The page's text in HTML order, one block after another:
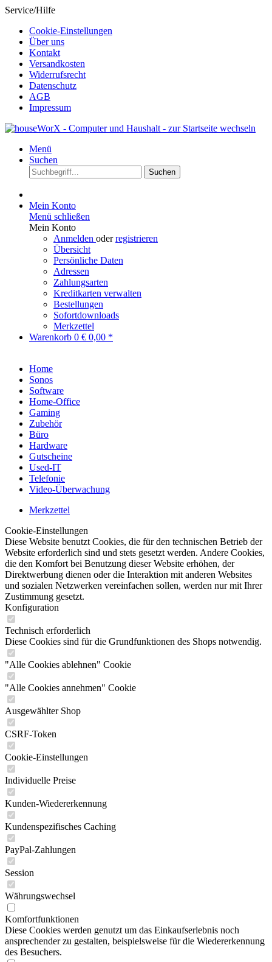
Service/Hilfe
Cookie-Einstellungen
Über uns
Kontakt
Versandkosten
Widerrufsrecht
Datenschutz
AGB
Impressum
Menü
Suchen
Suchen
Mein Konto
Menü schließen
Mein Konto
Anmelden oderregistrieren
Übersicht
Persönliche Daten
Adressen
Zahlungsarten
Kreditkarten verwalten
Bestellungen
Sofortdownloads
Merkzettel
Warenkorb 0 € 0,00 *
Home
Sonos
Software
Home-Office
Gaming
Zubehör
Büro
Hardware
Gutscheine
Used-IT
Telefonie
Video-Überwachung
Merkzettel
Cookie-Einstellungen
Diese Website benutzt Cookies, die für den technischen Betrieb der
Website erforderlich sind und stets gesetzt werden. Andere Cookies,
die den Komfort bei Benutzung dieser Website erhöhen, der
Direktwerbung dienen oder die Interaktion mit anderen Websites
und sozialen Netzwerken vereinfachen sollen, werden nur mit Ihrer
Zustimmung gesetzt.
Konfiguration
Technisch erforderlich
Diese Cookies sind für die Grundfunktionen des Shops notwendig.
"Alle Cookies ablehnen" Cookie
"Alle Cookies annehmen" Cookie
Ausgewählter Shop
CSRF-Token
Cookie-Einstellungen
Individuelle Preise
Kunden-Wiedererkennung
Kundenspezifisches Caching
PayPal-Zahlungen
Session
Währungswechsel
Komfortfunktionen
Diese Cookies werden genutzt um das Einkaufserlebnis noch
ansprechender zu gestalten, beispielsweise für die Wiedererkennung
des Besuchers.